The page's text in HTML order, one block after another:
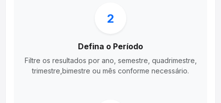
2
Defina o Período
Filtre os resultados por ano, semestre, quadrimestre,
trimestre,bimestre ou mês conforme necessário.